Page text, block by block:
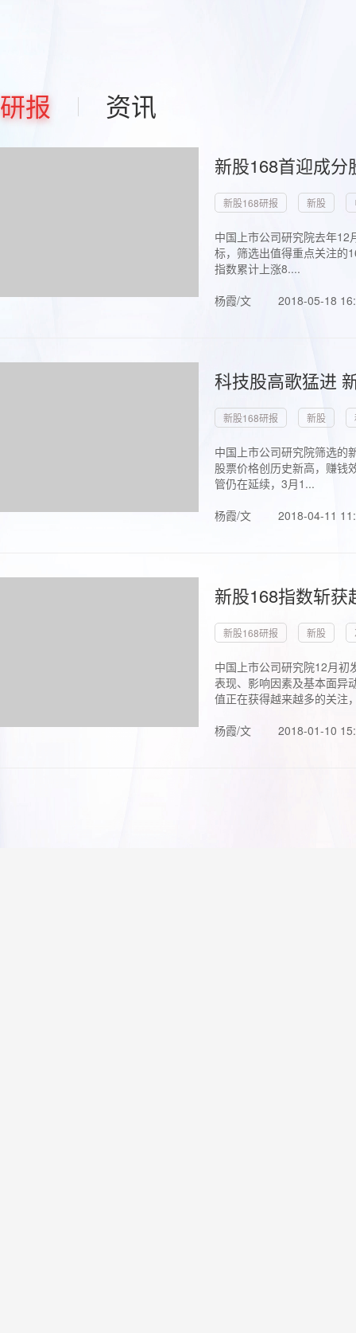
研报 资讯
新股168首迎成
新股168研报 新股
中国上市公司研究院去年
标，筛选出值得重点关注的
指数累计上涨8....
杨霞/文
2018-05-18
科技股高歌猛进
新股168研报 新股
中国上市公司研究院筛选的
股票价格创历史新高，赚钱
管仍在延续，3月1...
杨霞/文
2018-04-11
新股168指数斩
新股168研报 新股
中国上市公司研究院12月初
表现、影响因素及基本面异
值正在获得越来越多的关注
杨霞/文
2018-01-10